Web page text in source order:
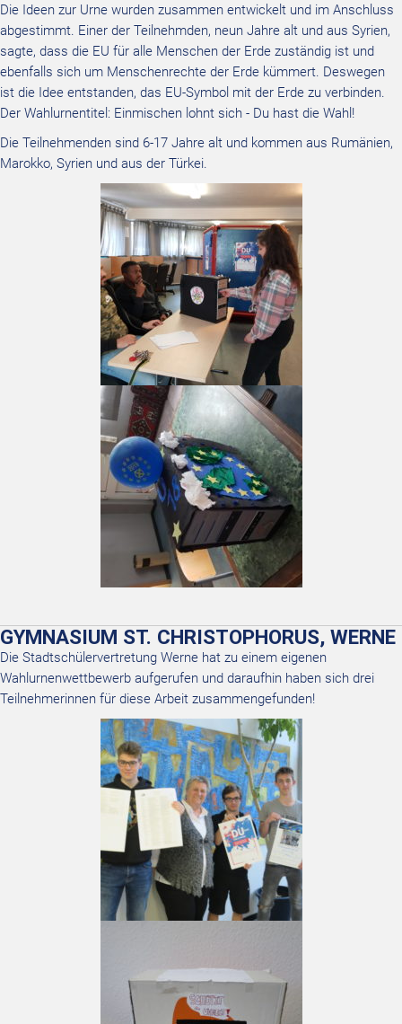
Die Ideen zur Urne wurden zusammen entwickelt und im Anschluss
abgestimmt. Einer der Teilnehmden, neun Jahre alt und aus Syrien,
sagte, dass die EU für alle Menschen der Erde zuständig ist und
ebenfalls sich um Menschenrechte der Erde kümmert. Deswegen
ist die Idee entstanden, das EU-Symbol mit der Erde zu verbinden.
Der Wahlurnentitel: Einmischen lohnt sich - Du hast die Wahl!
Die Teilnehmenden sind 6-17 Jahre alt und kommen aus Rumänien,
Marokko, Syrien und aus der Türkei.
GYMNASIUM ST. CHRISTOPHORUS, WERNE
Die Stadtschülervertretung Werne hat zu einem eigenen
Wahlurnenwettbewerb aufgerufen und daraufhin haben sich drei
Teilnehmerinnen für diese Arbeit zusammengefunden!